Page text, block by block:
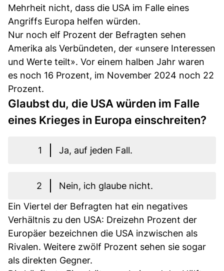
Mehrheit nicht, dass die USA im Falle eines
Angriffs Europa helfen würden.
Nur noch elf Prozent der Befragten sehen
Amerika als Verbündeten, der «unsere Interessen
und Werte teilt». Vor einem halben Jahr waren
es noch 16 Prozent, im November 2024 noch 22
Prozent.
Glaubst du, die USA würden im Falle
eines Krieges in Europa einschreiten?
1 Ja, auf jeden Fall.
2
Nein, ich glaube nicht.
Ein Viertel der Befragten hat ein negatives
Verhältnis zu den USA: Dreizehn Prozent der
Europäer bezeichnen die USA inzwischen als
Rivalen. Weitere zwölf Prozent sehen sie sogar
als direkten Gegner.